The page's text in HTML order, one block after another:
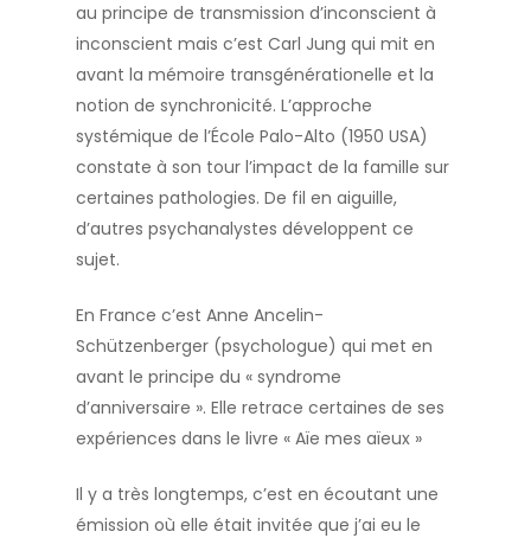
au principe de transmission d’inconscient à
inconscient mais c’est Carl Jung qui mit en
avant la mémoire transgénérationelle et la
notion de synchronicité. L’approche
systémique de l’École Palo-Alto (1950 USA)
constate à son tour l’impact de la famille sur
certaines pathologies. De fil en aiguille,
d’autres psychanalystes développent ce
sujet.
En France c’est Anne Ancelin-
Schützenberger (psychologue) qui met en
avant le principe du « syndrome
d’anniversaire ». Elle retrace certaines de ses
expériences dans le livre « Aïe mes aïeux »
Il y a très longtemps, c’est en écoutant une
émission où elle était invitée que j’ai eu le